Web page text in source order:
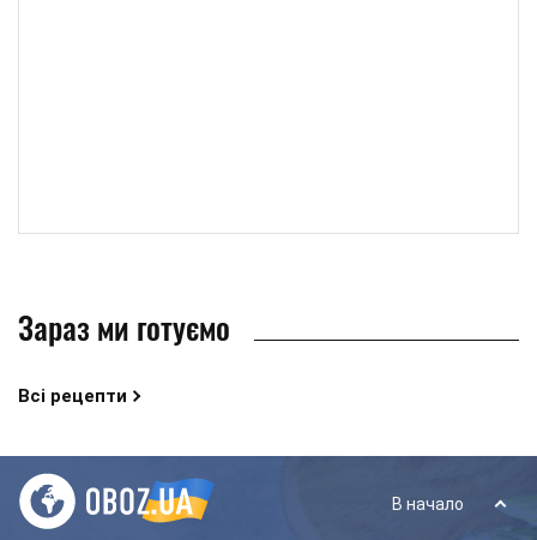
Зараз ми готуємо
Всі рецепти
В начало